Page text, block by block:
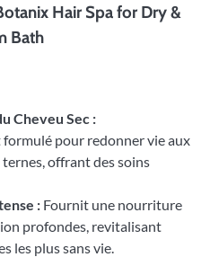
Hair Spa for Dry &
Bath
Cheveu Sec :
formulé pour redonner vie aux
ternes, offrant des soins
: Fournit une nourriture
profondes, revitalisant
les plus sans vie.